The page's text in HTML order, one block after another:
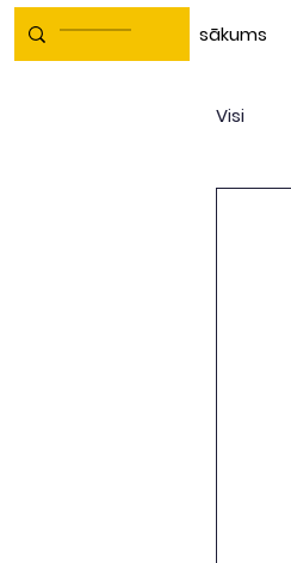
sākums
Visi